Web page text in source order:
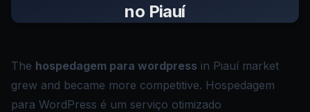
no Piauí
The hospedagem para wordpress in Piauí market
grew and became more competitive. Hospedagem
para WordPress é um serviço otimizado